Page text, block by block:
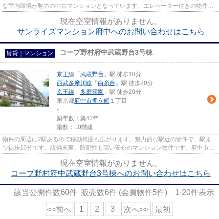
な室内環境が魅力の中古マンションとなっています。エレベーター付きの物件な
現在空室情報がありません。
サンライズマンション府中へのお問い合わせはこちら
賃貸｜マンション コープ野村府中武蔵野台3号棟
京王線 「 武蔵野台 」駅 徒歩10分
西武多摩川線 「 白糸台 」駅 徒歩20分
京王線 「 多磨霊園 」駅 徒歩20分
東京都府中市押立町 １丁目
-
築年数：築42年
階数：10階建
物件の周辺に2駅あるので移動範囲も広がります。魅力的な駅近の物件で、駅ま
で徒歩10分です。設備充実、防犯性も高い安心のマンション物件です。府中市エ
現在空室情報がありません。
コープ野村府中武蔵野台3号棟へのお問い合わせはこちら
該当公開件数60件 販売数6件 (会員物件5件) 1-20件表示
<<前へ 1 2 3 次へ>> 最初